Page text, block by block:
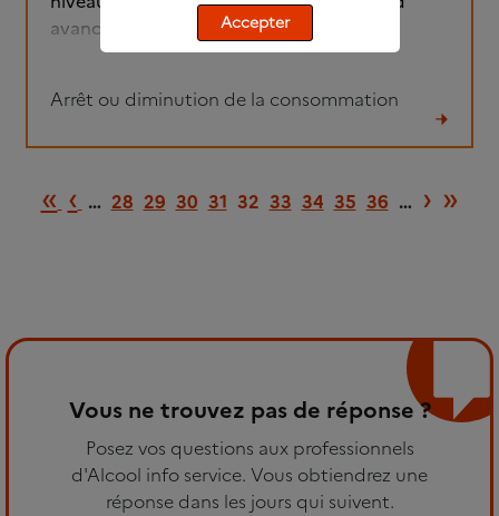
avance.
Arrêt ou diminution de la consommation
fil
Première page
« Page précédente
‹ … 28 29 30 31 32 33 34 35 36 … › »
Vous ne trouvez pas de réponse ?
Posez vos questions aux professionnels
d'Alcool info service. Vous obtiendrez une
réponse dans les jours qui suivent.
Accepter